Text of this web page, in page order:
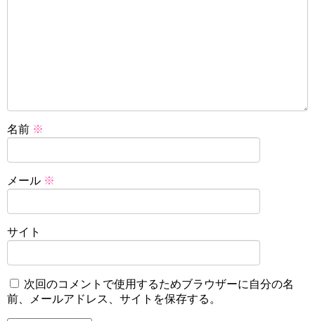
名前 ※
メール ※
サイト
次回のコメントで使用するためブラウザーに自分の名
前、メールアドレス、サイトを保存する。